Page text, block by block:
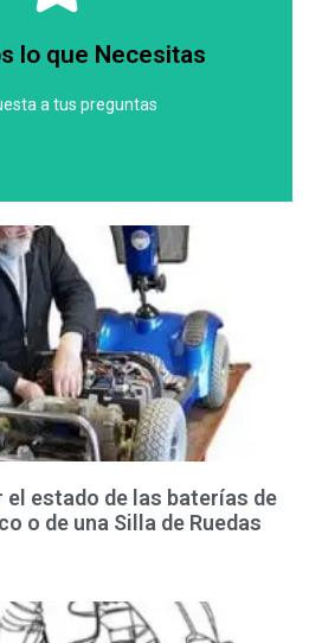
lo que Necesitas
a tus preguntas
ruedas eléctrica, por lo que el
embargo, podemos asegurarte
el estado de las baterías de
o de una Silla de Ruedas